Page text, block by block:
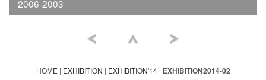
2006-2003
HOME | EXHIBITION | EXHIBITION'14| EXHIBITION2014-02